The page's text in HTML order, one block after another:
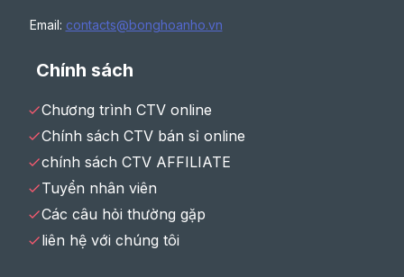
Email: contacts@bonghoanho.vn
Chính sách
Chương trình CTV online
Chính sách CTV bán sỉ online
chính sách CTV AFFILIATE
Tuyển nhân viên
Các câu hỏi thường gặp
liên hệ với chúng tôi